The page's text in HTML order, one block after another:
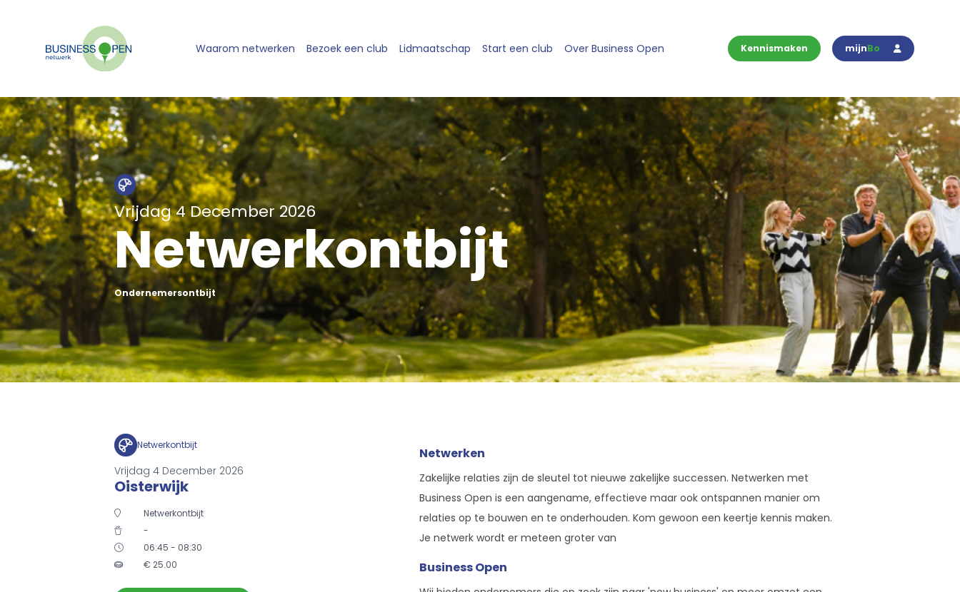
Kennismaken mijnBo
Waarom netwerken Bezoek een club Lidmaatschap Start een club Over Business Open
Vrijdag 4 December 2026
Netwerkontbijt
Ondernemersontbijt
Netwerkontbijt
Vrijdag 4 December 2026
Oisterwijk
Netwerkontbijt
-
06:45 - 08:30
€ 25.00
Netwerken
Zakelijke relaties zijn de sleutel tot nieuwe zakelijke successen. Netwerken met
Business Open is een aangename, effectieve maar ook ontspannen manier om
relaties op te bouwen en te onderhouden. Kom gewoon een keertje kennis maken.
Je netwerk wordt er meteen groter van
Business Open